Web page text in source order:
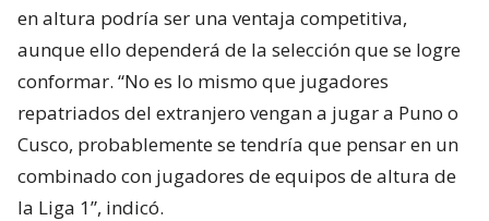
en altura podría ser una ventaja competitiva,
aunque ello dependerá de la selección que se logre
conformar. “No es lo mismo que jugadores
repatriados del extranjero vengan a jugar a Puno o
Cusco, probablemente se tendría que pensar en un
combinado con jugadores de equipos de altura de
la Liga 1”, indicó.